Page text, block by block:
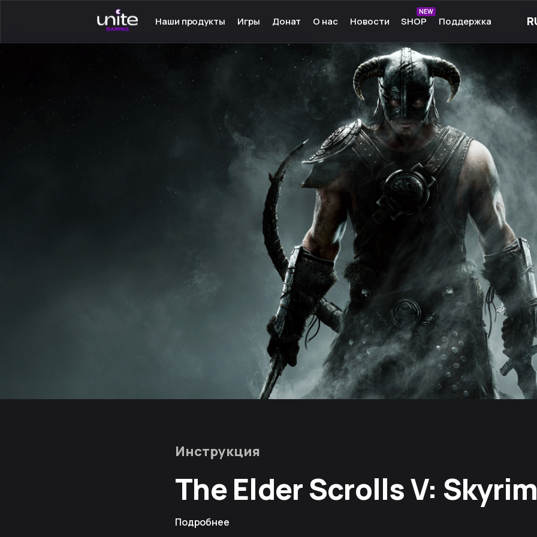
Наши продукты
Launcher для PC
Launcher для Android
TeamSpeak для PC
Покупка игр
Ключ - Steam
Игры
Серверные игры
Сетевые игры
Одиночные игры
Программы для игр
Игры на Android
Инструкции к играм
Донат О нас
О нас
Команда
Партнёры
Карьера
Ресурсы
Сообщество
Новости SHOP
NEW
Поддержка
Инструкция
The Elder Scrolls V:
Подробнее